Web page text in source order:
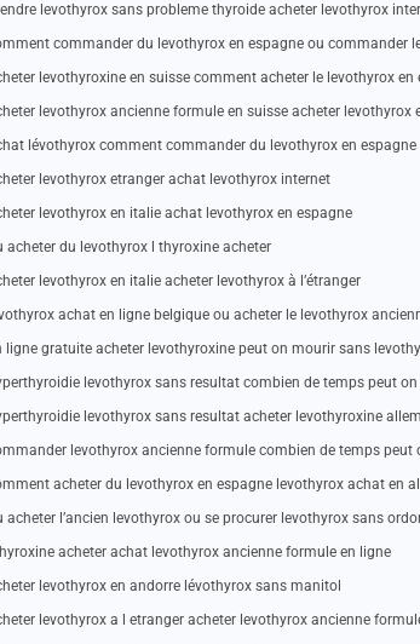
levothyrox sans probleme thyroide acheter levothyrox
commander du levothyrox en espagne ou commander
levothyroxine en suisse comment acheter le levothyrox en
levothyrox ancienne formule en suisse acheter levothyrox
lévothyrox comment commander du levothyrox en espagne
levothyrox etranger achat levothyrox internet
levothyrox en italie achat levothyrox en espagne
acheter du levothyrox l thyroxine acheter
levothyrox en italie acheter levothyrox à l’étranger
achat en ligne belgique ou acheter le levothyrox
ligne gratuite acheter levothyroxine peut on mourir sans
levothyrox sans resultat combien de temps peut
levothyrox sans resultat acheter levothyroxine
levothyrox ancienne formule combien de temps peut
acheter du levothyrox en espagne levothyrox achat en
acheter l’ancien levothyrox ou se procurer levothyrox sans
acheter achat levothyrox ancienne formule en ligne
levothyrox en andorre lévothyrox sans manitol
levothyrox a l etranger acheter levothyrox ancienne